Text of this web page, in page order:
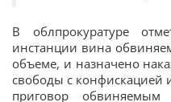
В облпрокуратуре
инстанции вина
объеме, и назначено
свободы с конфискацией
приговор